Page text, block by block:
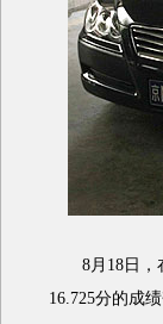
8月18日，在
16.725分的成